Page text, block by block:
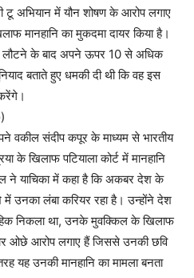
टू अभियान में यौन शोषण के आरोप लगाए
मानहानि का मुकदमा दायर किया है।
लौटने के बाद अपने ऊपर 10 से अधिक
बताते हुए धमकी दी थी कि वह इस
वकील संदीप कपूर के माध्यम से भारतीय
के खिलाफ पटियाला कोर्ट में मानहानि
ने याचिका में कहा है कि अकबर देश के
उनका लंबा करियर रहा है। उन्होंने देश
निकला था, उनके मुवक्किल के खिलाफ
ओछे आरोप लगाए हैं जिससे उनकी छवि
यह उनकी मानहानि का मामला बनता